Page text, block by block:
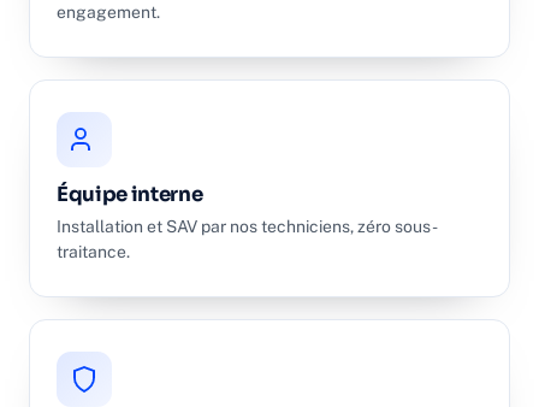
engagement.
Équipe interne
Installation et SAV par nos techniciens, zéro sous-
traitance.